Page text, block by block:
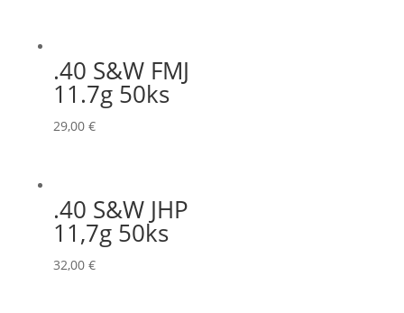
.40 S&W FMJ
11.7g 50ks
29,00 €
.40 S&W JHP
11,7g 50ks
32,00 €